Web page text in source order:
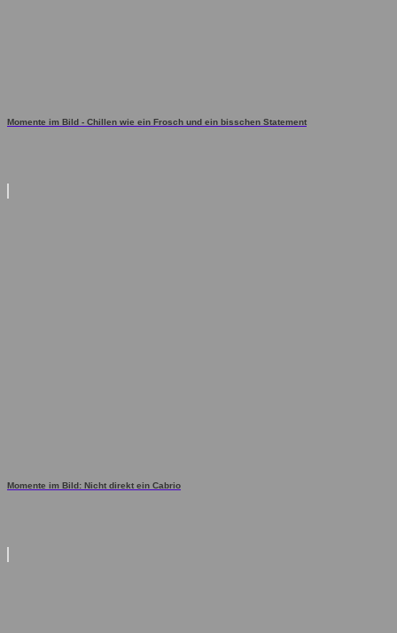
Momente im Bild - Chillen wie ein Frosch und ein bisschen Statement
Momente im Bild: Nicht direkt ein Cabrio